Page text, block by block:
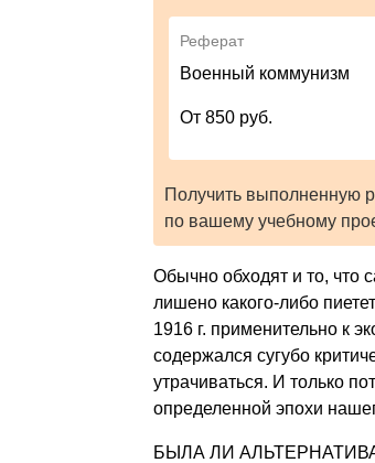
Реферат
Военный коммунизм
От 850 руб.
Получить выполненную
по вашему учебному
Обычно обходят и то,
лишено ка­кого-либо
1916 г. применитель­но к
содержался сугубо
утрачиваться. И только
определенной эпохи
БЫЛА ЛИ